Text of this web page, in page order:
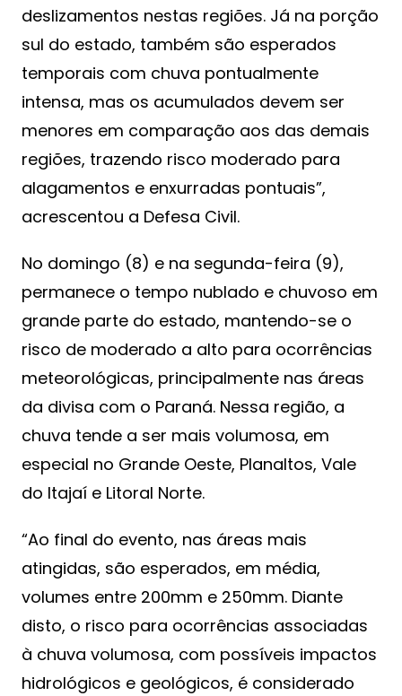
deslizamentos nestas regiões. Já na porção
sul do estado, também são esperados
temporais com chuva pontualmente
intensa, mas os acumulados devem ser
menores em comparação aos das demais
regiões, trazendo risco moderado para
alagamentos e enxurradas pontuais”,
acrescentou a Defesa Civil.
No domingo (8) e na segunda-feira (9),
permanece o tempo nublado e chuvoso em
grande parte do estado, mantendo-se o
risco de moderado a alto para ocorrências
meteorológicas, principalmente nas áreas
da divisa com o Paraná. Nessa região, a
chuva tende a ser mais volumosa, em
especial no Grande Oeste, Planaltos, Vale
do Itajaí e Litoral Norte.
“Ao final do evento, nas áreas mais
atingidas, são esperados, em média,
volumes entre 200mm e 250mm. Diante
disto, o risco para ocorrências associadas
à chuva volumosa, com possíveis impactos
hidrológicos e geológicos, é considerado